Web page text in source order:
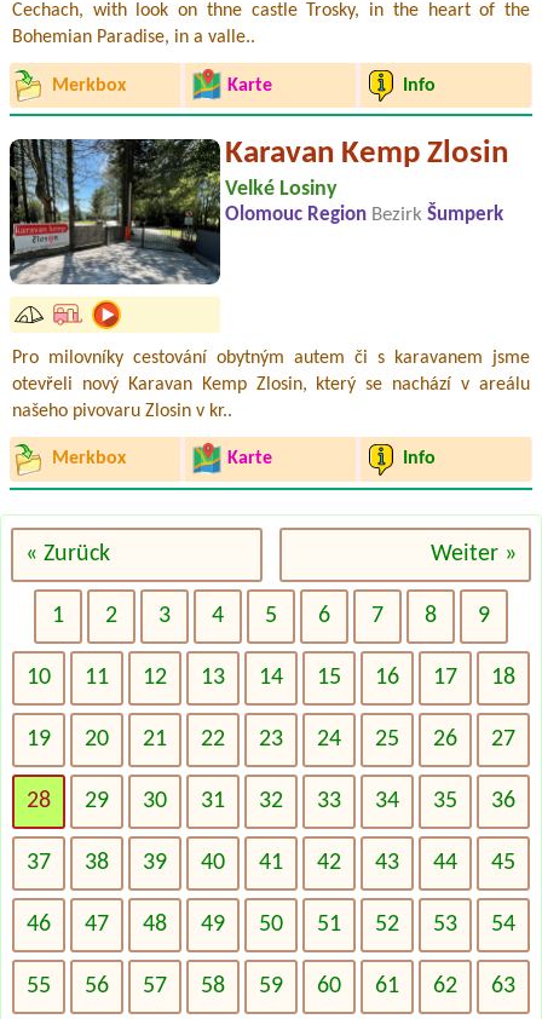
Cechach, with look on thne castle Trosky, in the heart of the
Bohemian Paradise, in a valle..
Merkbox Karte Info
Karavan Kemp Zlosin
Velké Losiny
Olomouc Region Bezirk Šumperk
Pro milovníky cestování obytným autem či s karavanem jsme
otevřeli nový Karavan Kemp Zlosin, který se nachází v areálu
našeho pivovaru Zlosin v kr..
Merkbox Karte Info
« Zurück Weiter »
1 2 3 4 5 6 7 8 9
10 11 12 13 14 15 16 17 18
19 20 21 22 23 24 25 26 27
28 29 30 31 32 33 34 35 36
37 38 39 40 41 42 43 44 45
46 47 48 49 50 51 52 53 54
55 56 57 58 59 60 61 62 63